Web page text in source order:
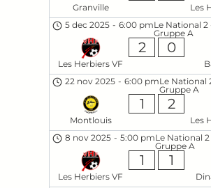
Granville
Les
Le National 2
Gruppe A
5 dec 2025 - 6:00 pm
Les Herbiers VF
2 0
Le National
Gruppe A
22 nov 2025 - 6:00 pm
Montlouis
1 2
Les
Le National 2
Gruppe A
8 nov 2025 - 5:00 pm
Les Herbiers VF
1 1